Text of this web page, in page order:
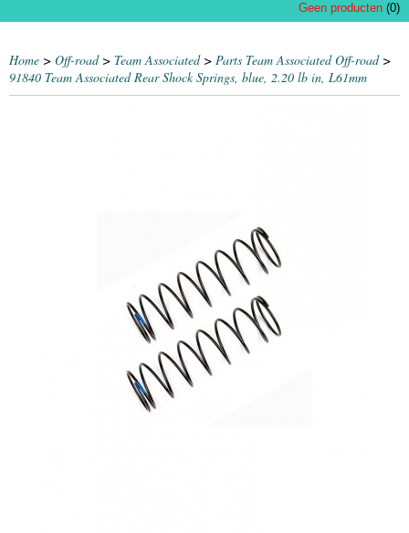
Geen producten (0)
Home > Off-road> Team Associated> Parts Team Associated Off-road>
91840 Team Associated Rear Shock Springs, blue, 2.20 lb in, L61mm